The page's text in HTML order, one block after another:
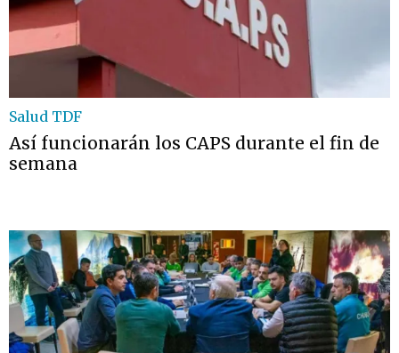
Salud TDF
Así funcionarán los CAPS durante el fin de
semana